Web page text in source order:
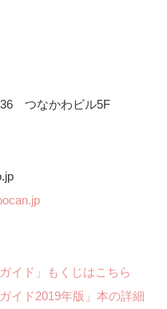
36 つなかわビル5F
イド」もくじはこちら
イド2019年版」本の詳細